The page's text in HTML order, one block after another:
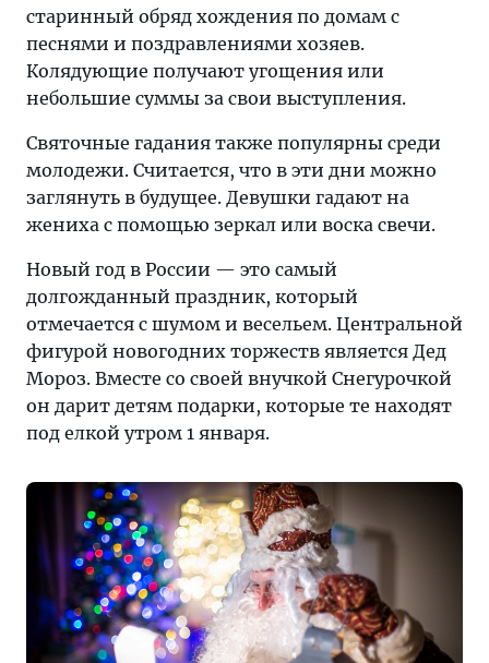
старинный обряд хождения по домам с
песнями и поздравлениями хозяев.
Колядующие получают угощения или
небольшие суммы за свои выступления.
Святочные гадания также популярны среди
молодежи. Считается, что в эти дни можно
заглянуть в будущее. Девушки гадают на
жениха с помощью зеркал или воска свечи.
Новый год в России — это самый
долгожданный праздник, который
отмечается с шумом и весельем. Центральной
фигурой новогодних торжеств является Дед
Мороз. Вместе со своей внучкой Снегурочкой
он дарит детям подарки, которые те находят
под елкой утром 1 января.